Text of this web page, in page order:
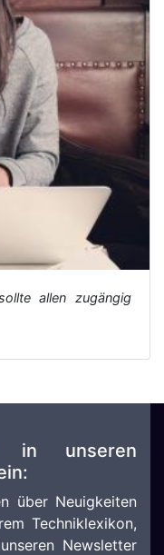
allen zugängig
in unseren
über Neuigkeiten
Techniklexikon,
Newsletter